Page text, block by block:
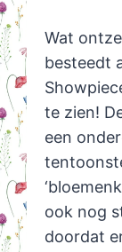
Wat
besteedt
te zien!
een
ook nog
doordat